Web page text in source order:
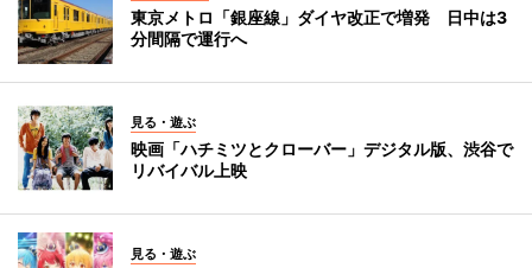
東京メトロ「銀座線」ダイヤ改正で増発 日中は3
分間隔で運行へ
見る・遊ぶ
映画「ハチミツとクローバー」デジタル版、渋谷で
リバイバル上映
見る・遊ぶ